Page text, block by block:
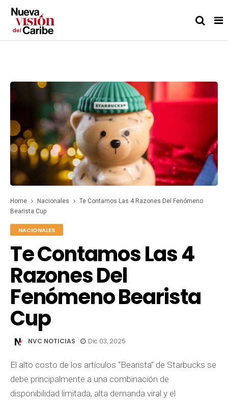
Home Nacionales
Te Contamos Las 4 Razones Del Fenómeno
Bearista Cup
NACIONALES
Te Contamos Las 4
Razones Del
Fenómeno Bearista
Cup
NVC NOTICIAS Dic 03, 2025
El alto costo de los artículos “Bearista” de Starbucks se
debe principalmente a una combinación de
disponibilidad limitada, alta demanda viral y el